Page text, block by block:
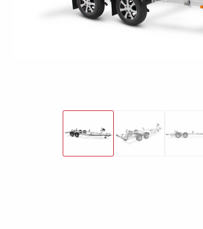
Elektrik &
Beleuchtung
Laubgitteraufsatz